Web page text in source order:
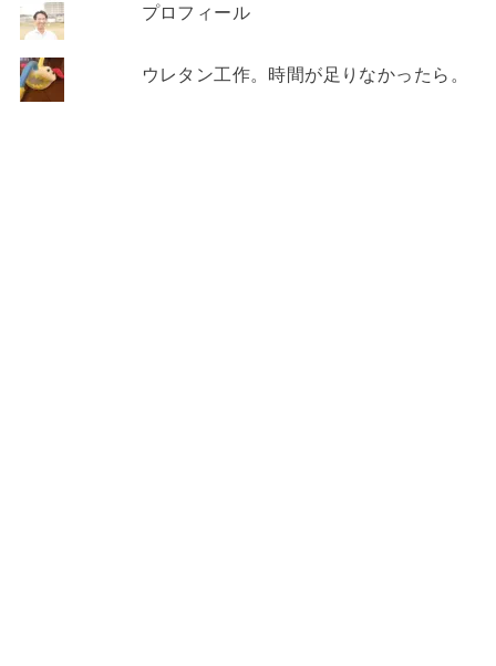
プロフィール
ウレタン工作。時間が足りなかったら。